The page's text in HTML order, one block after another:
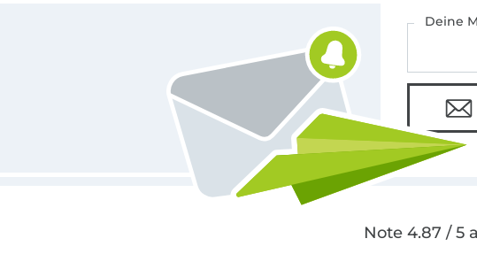
Deine
Note 4.87 / 5